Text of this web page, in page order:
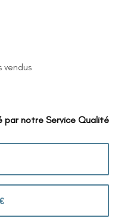
vendus
par notre Service Qualité